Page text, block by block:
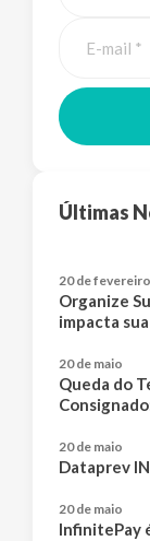
Últimas
20 de fevereiro
Organize
impacta
20 de maio
Queda do
20 de maio
Dataprev
20 de maio
InfinitePay